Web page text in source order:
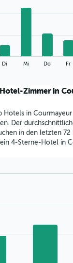
Di Mi Do Fr
Zimmer in
Hotels in
Der
in den letzten 72
4-Sterne-Hotel in